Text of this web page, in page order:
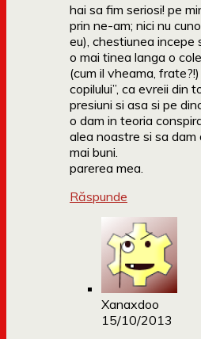
hai sa fim seriosi! pe
prin ne-am; nici nu
eu), chestiunea incepe
o mai tinea langa o
(cum il vheama,
copilului”, ca evreii din
presiuni si asa si pe
o dam in teoria
alea noastre si sa dam
mai buni.
parerea mea.
Răspunde
Xanaxdoo
15/10/2013